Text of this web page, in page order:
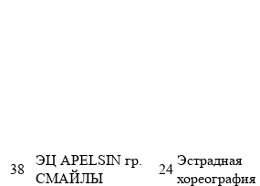
38
ЭЦ APELSIN гр.
СМАЙЛЫ
24
Эстрадная
хореография